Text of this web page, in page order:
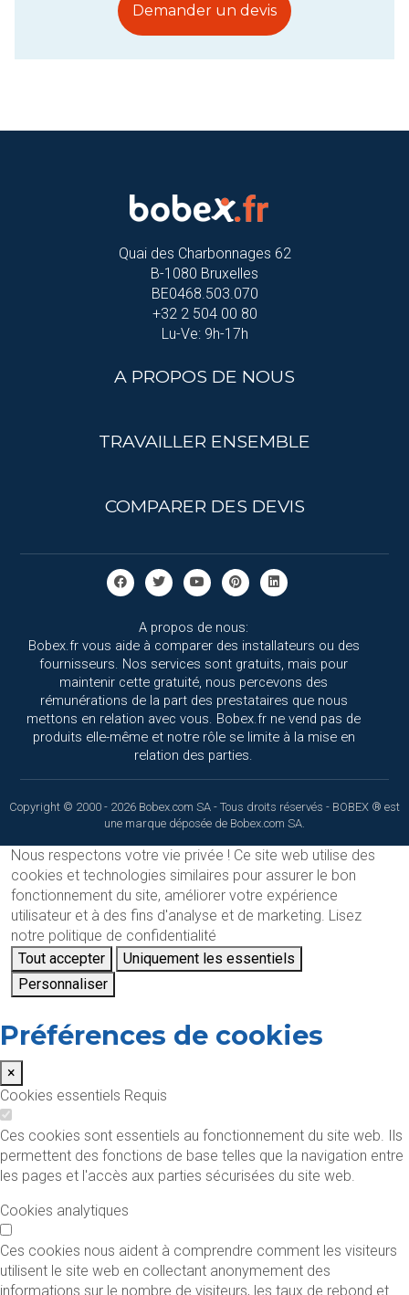
Demander un devis
Quai des Charbonnages 62
B-1080 Bruxelles
BE0468.503.070
+32 2 504 00 80
Lu-Ve: 9h-17h
A PROPOS DE NOUS
TRAVAILLER ENSEMBLE
COMPARER DES DEVIS
A propos de nous:
Bobex.fr vous aide à comparer des installateurs ou des
fournisseurs. Nos services sont gratuits, mais pour
maintenir cette gratuité, nous percevons des
rémunérations de la part des prestataires que nous
mettons en relation avec vous. Bobex.fr ne vend pas de
produits elle-même et notre rôle se limite à la mise en
relation des parties.
Copyright © 2000 - 2026 Bobex.com SA - Tous droits réservés - BOBEX ® est
une marque déposée de Bobex.com SA.
Nous respectons votre vie privée ! Ce site web utilise des
cookies et technologies similaires pour assurer le bon
fonctionnement du site, améliorer votre expérience
utilisateur et à des fins d'analyse et de marketing. Lisez
notre politique de confidentialité
Tout accepter
Uniquement les essentiels
Personnaliser
Préférences de cookies
×
Cookies essentiels Requis
Ces cookies sont essentiels au fonctionnement du site web. Ils
permettent des fonctions de base telles que la navigation entre
les pages et l'accès aux parties sécurisées du site web.
Cookies analytiques
Ces cookies nous aident à comprendre comment les visiteurs
utilisent le site web en collectant anonymement des
informations sur le nombre de visiteurs, les taux de rebond et